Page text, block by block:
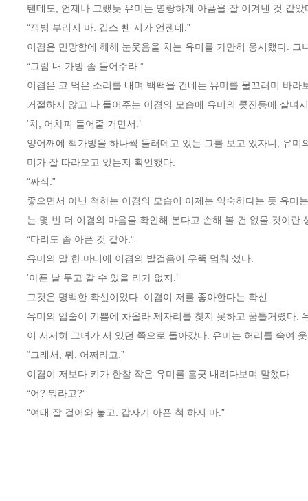
텐데도, 언제나 그랬듯 유미는 명랑하게 아픔을 잘 이겨낸 것 같았
“꾀병 부리지 마. 깁스 뺀 지가 언젠데.”
이겸은 민망함에 헤헤 눈웃음을 치는 유미를 가만히 응시했다.
“그럼 내 가방 좀 들어주라.”
이겸은 코 먹은 소리를 내며 백팩을 건네는 유미를 물끄러미 바
거절하지 않고 다 들어주는 이겸의 모습에 유미의 콧잔등에 살며
‘치, 어차피 들어줄 거면서.’
양어깨에 책가방을 하나씩 둘러메고 있는 그를 보고 있자니, 유
미가 잘 따라오고 있는지 확인했다.
“짜식.”
좋으면서 아닌 척하는 이겸의 모습이 이제는 익숙하다는 듯 유미
는 몇 번 더 이겸의 마음을 확인해 본다고 손해 볼 건 없을 것이란
“다리도 좀 아픈 것 같아.”
유미의 말 한 마디에 이겸의 발걸음이 우뚝 멈춰 섰다.
‘아픈 날 두고 갈 수 있을 리가 없지.’
그것은 명백한 확신이었다. 이겸이 저를 좋아한다는 확신.
유미의 입술이 기쁨에 차올라 제자리를 찾지 못하고 꿈틀거렸다.
이 서서히 그녀가 서 있던 쪽으로 돌아갔다. 유미는 허리를 숙여
“그래서, 뭐. 어쩌라고.”
이겸이 저보다 키가 한참 작은 유미를 흘긋 내려다보며 말했다.
“어? 뭐라고?”
“여태 잘 걸어와 놓고. 갑자기 아픈 척 하지 마.”